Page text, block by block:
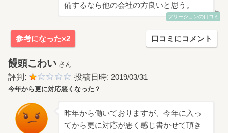
備するなら他の会社の方良いと思う。
フリージョンの口コミ
参考になった×2 口コミにコメント
饅頭こわい さん
評判: 投稿日時: 2019/03/31
今年から更に対応悪くなった？
昨年から働いておりますが、今年に入っ
てから更に対応が悪く感じ書かせて頂き